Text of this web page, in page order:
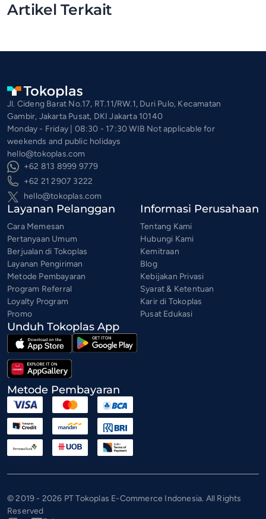
Artikel Terkait
Jl. Cideng Barat No.17, RT.11/RW.1, Duri Pulo, Kecamatan
Gambir, Jakarta Pusat, DKI Jakarta 10140
Monday - Friday | 08:30 - 17:30 WIB Not applicable for
weekends and public holidays
hello@tokoplas.com
+62 813 8999 9779
+62 21 2907 3222
hello@tokoplas.com
Layanan Pelanggan
Cara Memesan
Pertanyaan Umum
Berjualan di Tokoplas
Layanan Pengiriman
Metode Pembayaran
Program Referral
Loyalty Program
Promo
Informasi Perusahaan
Tentang Kami
Hubungi Kami
Kemitraan
Blog
Kebijakan Privasi
Syarat & Ketentuan
Karir di Tokoplas
Pusat Edukasi
Unduh Tokoplas App
Metode Pembayaran
© 2019 - 2026 PT Tokoplas E-Commerce Indonesia. All Rights
Reserved